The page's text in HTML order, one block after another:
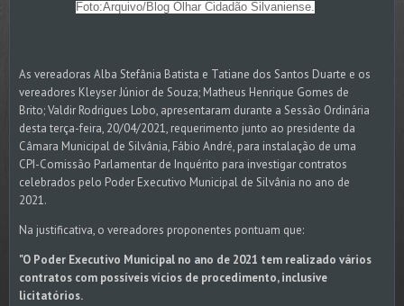
Foto:Arquivo/Blog Olhar Cidadão Silvaniense.
As vereadoras Alba Stefânia Batista e Tatiane dos Santos Duarte e os
vereadores Kleyser Júnior de Souza; Matheus Henrique Gomes de
Brito; Valdir Rodrigues Lobo, apresentaram durante a Sessão Ordinária
desta terça-feira, 20/04/2021, requerimento junto ao presidente da
Câmara Municipal de Silvânia, Fábio André, para instalação de uma
CPI-Comissão Parlamentar de Inquérito para investigar contratos
celebrados pelo Poder Executivo Municipal de Silvânia no ano de
2021.
Na justificativa, o vereadores proponentes pontuam que:
"O Poder Executivo Municipal no ano de 2021 tem realizado vários
contratos com possíveis vícios de procedimento, inclusive
licitatórios.